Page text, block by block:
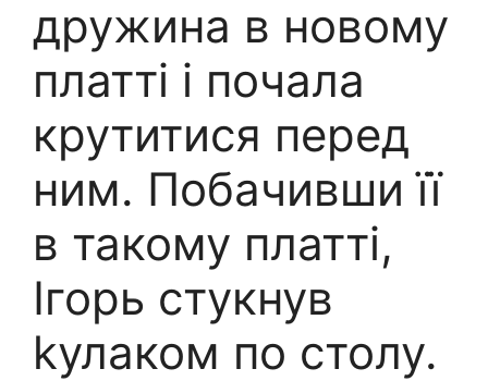
дружина в новому
платті і почала
крутитися перед
ним. Побачивши її
в такому платті,
Ігорь стукнув
kулаком по столу.